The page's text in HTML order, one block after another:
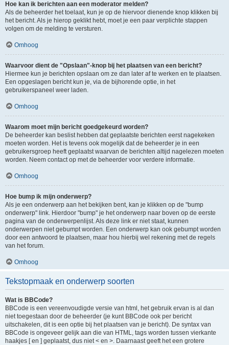
Hoe kan ik berichten aan een moderator melden?
Als de beheerder het toelaat, kun je op de hiervoor dienende knop klikken bij
het bericht. Als je hierop geklikt hebt, moet je een paar verplichte stappen
volgen om de melding te versturen.
Omhoog
Waarvoor dient de "Opslaan"-knop bij het plaatsen van een bericht?
Hiermee kun je berichten opslaan om ze dan later af te werken en te plaatsen.
Een opgeslagen bericht kun je, via de bijhorende optie, in het
gebruikerspaneel weer laden.
Omhoog
Waarom moet mijn bericht goedgekeurd worden?
De beheerder kan beslist hebben dat geplaatste berichten eerst nagekeken
moeten worden. Het is tevens ook mogelijk dat de beheerder je in een
gebruikersgroep heeft geplaatst waarvan de berichten altijd nagelezen moeten
worden. Neem contact op met de beheerder voor verdere informatie.
Omhoog
Hoe bump ik mijn onderwerp?
Als je een onderwerp aan het bekijken bent, kan je klikken op de "bump
onderwerp" link. Hierdoor "bump" je het onderwerp naar boven op de eerste
pagina van de onderwerpenlijst. Als deze link er niet staat, kunnen
onderwerpen niet gebumpt worden. Een onderwerp kan ook gebumpt worden
door een antwoord te plaatsen, maar hou hierbij wel rekening met de regels
van het forum.
Omhoog
Tekstopmaak en onderwerp soorten
Wat is BBCode?
BBCode is een vereenvoudigde versie van html, het gebruik ervan is al dan
niet toegestaan door de beheerder (je kunt BBCode ook per bericht
uitschakelen, dit is een optie bij het plaatsen van je bericht). De syntax van
BBCode is ongeveer gelijk aan die van HTML, tags worden tussen vierkante
haakjes [ en ] geplaatst, dus niet < en >. Daarnaast geeft het een grotere